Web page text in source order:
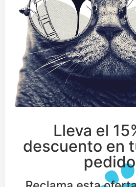
Lleva el
descuento en
pedido